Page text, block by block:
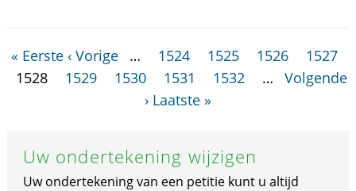
« Eerste ‹ Vorige … 1524 1525 1526
1527
1528
1529 1530 1531 1532 …
Volgende
› Laatste »
Uw ondertekening wijzigen
Uw ondertekening van een petitie kunt u altijd